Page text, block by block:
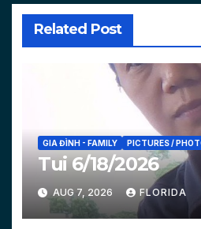
Related Post
GIA ĐÌNH - FAMILY PICTURES /
Tui 6/18/2026
AUG 7, 2026 FLORIDA